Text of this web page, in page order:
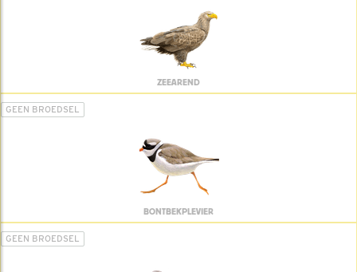
ZEEAREND
GEEN BROEDSEL
BONTBEKPLEVIER
GEEN BROEDSEL